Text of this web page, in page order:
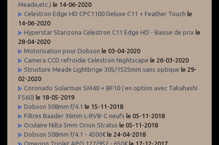
Meade,etc.) le 14-06-2020
Celestron Edge HD CPC1100 Deluxe C11 + Feather Touch le
14-06-2020
Hyperstar Starizona Celestron C11 Edge HD - Baisse de prix le
28-04-2020
Motorisation pour Dobson le 03-04-2020
Camera CCD refroidie Celestron Nightscape le 26-03-2020
Structure Meade Lightbrige 305/1525mm sans optique le 29-
02-2020
Coronado Solarmax SM40 + BF10 ( en option avec Takahashi
FS60) le 18-05-2019
Dobson 508mm f/4.1 le 15-11-2018
Filtres Baader 36mm L-RVB-C neufs le 05-11-2018
Oculaire Nilta 5mm Orion Stratus le 05-11-2018
Dobson 508mm f/4.1 - 4500€ le 24-04-2018
Omegon Triplet APO 127/952 - 650€ le 17-12-2017